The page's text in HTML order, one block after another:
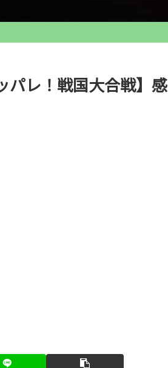
パレ！戦国大合戦】感